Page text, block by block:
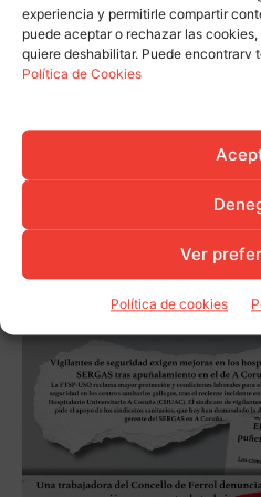
experiencia y permitirle compartir
puede aceptar o rechazar las
quiere deshabilitar. Puede encontrarv
Política de Cookies
Ver
Política de cookies